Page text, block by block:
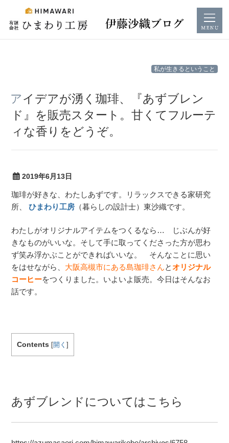
私が生きるということ
アイデアが湧く珈琲、『あずブレン
ド』を販売スタート。甘くてフルーテ
ィな香りをどうぞ。
2019年6月13日
珈琲が好きな、わたしあずです。リラックスできる家研究
所、ひまわり工房 （暮らしの設計士）東沙織です。
わたしがオリジナルアイテムをつくるなら… じぶんが好
きなものがいいな。そして手に取ってくださった方が思わ
ず笑み浮かぶことができればいいな。 そんなことに思い
をはせながら、 大阪高槻市にある島珈琲さんとオリジナル
コーヒーをつくりました。いよいよ販売。今日はそんなお
話です。
Contents [開く]
あずブレンドについてはこちら